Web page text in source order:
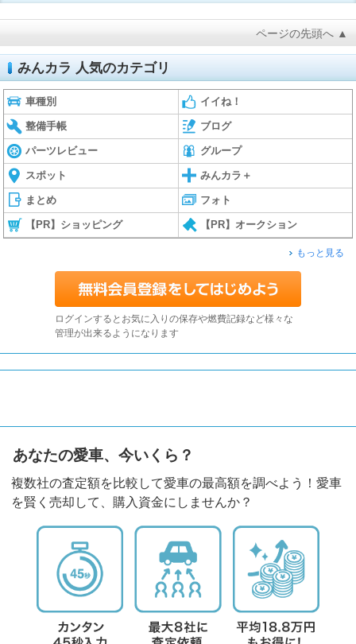
ページの先頭へ ▲
みんカラ 人気のカテゴリ
車種別 イイね！
整備手帳 ブログ
パーツレビュー グループ
スポット みんカラ＋
まとめ フォト
【PR】ショッピング 【PR】オークション
もっと見る
ログインするとお気に入りの保存や燃費記録など様々な
管理が出来るようになります
あなたの愛車、今いくら？
複数社の査定額を比較して愛車の最高額を調べよう！愛車
を賢く売却して、購入資金にしませんか？